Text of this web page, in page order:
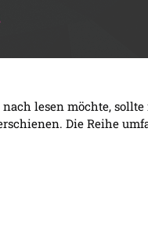
lesen möchte,
Die Reihe